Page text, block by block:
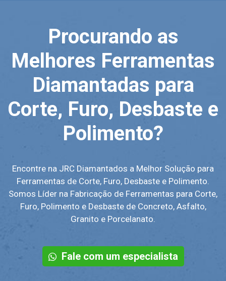
Procurando as
Melhores Ferramentas
Diamantadas para
Corte, Furo, Desbaste e
Polimento?
Encontre na JRC Diamantados a Melhor Solução para
Ferramentas de Corte, Furo, Desbaste e Polimento.
Somos Líder na Fabricação de Ferramentas para Corte,
Furo, Polimento e Desbaste de Concreto, Asfalto,
Granito e Porcelanato.
Fale com um especialista